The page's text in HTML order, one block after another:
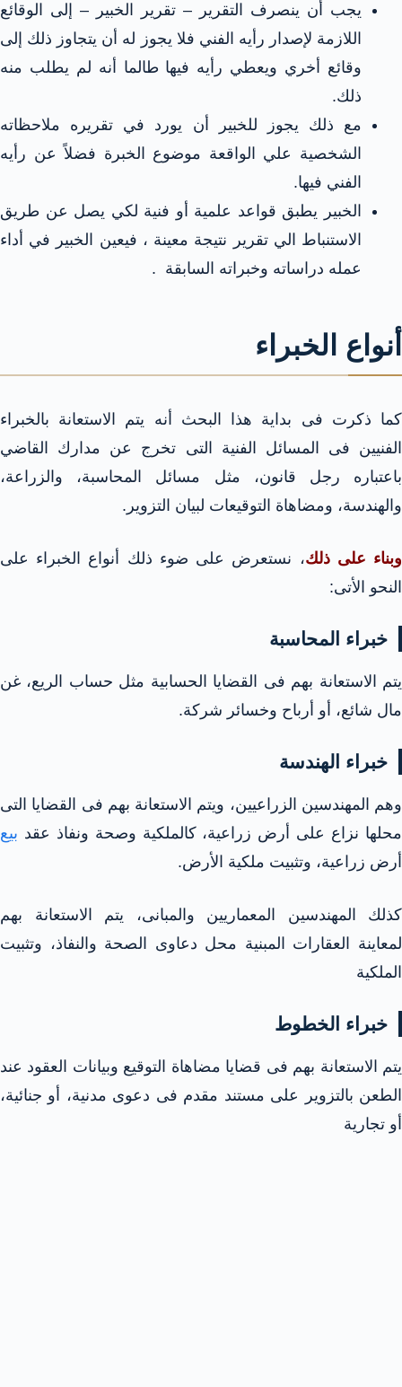
يجب أن ينصرف التقرير – تقرير الخبير – إلى الوقائع
اللازمة لإصدار رأيه الفني فلا يجوز له أن يتجاوز ذلك إلى
وقائع أخري ويعطي رأيه فيها طالما أنه لم يطلب منه
ذلك.
مع ذلك يجوز للخبير أن يورد في تقريره ملاحظاته
الشخصية علي الواقعة موضوع الخبرة فضلاً عن رأيه
الفني فيها.
الخبير يطبق قواعد علمية أو فنية لكي يصل عن طريق
الاستنباط الي تقرير نتيجة معينة ، فيعين الخبير في أداء
عمله دراساته وخبراته السابقة .
أنواع الخبراء
كما ذكرت فى بداية هذا البحث أنه يتم الاستعانة بالخبراء
الفنيين فى المسائل الفنية التى تخرج عن مدارك القاضي
باعتباره رجل قانون، مثل مسائل المحاسبة، والزراعة،
والهندسة، ومضاهاة التوقيعات لبيان التزوير.
وبناء على ذلك، نستعرض على ضوء ذلك أنواع الخبراء على
النحو الأتى:
خبراء المحاسبة
يتم الاستعانة بهم فى القضايا الحسابية مثل حساب الريع، غن
مال شائع، أو أرباح وخسائر شركة.
خبراء الهندسة
وهم المهندسين الزراعيين، ويتم الاستعانة بهم فى القضايا التى
محلها نزاع على أرض زراعية، كالملكية وصحة ونفاذ عقد بيع
أرض زراعية، وتثبيت ملكية الأرض.
كذلك المهندسين المعماريين والمبانى، يتم الاستعانة بهم
لمعاينة العقارات المبنية محل دعاوى الصحة والنفاذ، وتثبيت
الملكية
خبراء الخطوط
يتم الاستعانة بهم فى قضايا مضاهاة التوقيع وبيانات العقود عند
الطعن بالتزوير على مستند مقدم فى دعوى مدنية، أو جنائية،
أو تجارية